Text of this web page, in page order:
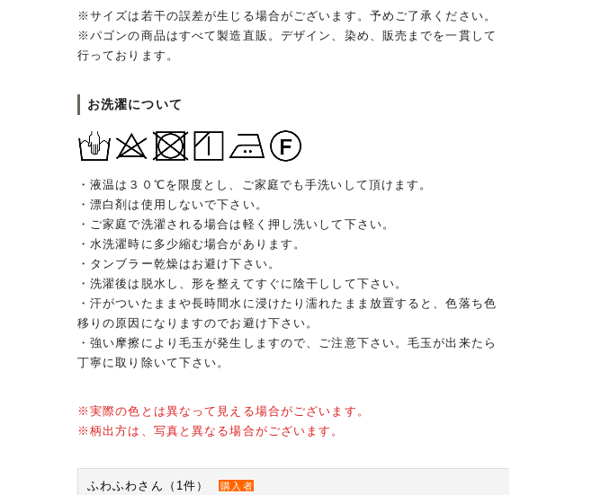
※サイズは若干の誤差が生じる場合がございます。予めご了承ください。
※パゴンの商品はすべて製造直販。デザイン、染め、販売までを一貫して
行っております。
お洗濯について
・液温は３０℃を限度とし、ご家庭でも手洗いして頂けます。
・漂白剤は使用しないで下さい。
・ご家庭で洗濯される場合は軽く押し洗いして下さい。
・水洗濯時に多少縮む場合があります。
・タンブラー乾燥はお避け下さい。
・洗濯後は脱水し、形を整えてすぐに陰干しして下さい。
・汗がついたままや長時間水に浸けたり濡れたまま放置すると、色落ち色
移りの原因になりますのでお避け下さい。
・強い摩擦により毛玉が発生しますので、ご注意下さい。毛玉が出来たら
丁寧に取り除いて下さい。
※実際の色とは異なって見える場合がございます。
※柄出方は、写真と異なる場合がございます。
ふわふわさん（1件） 購入者